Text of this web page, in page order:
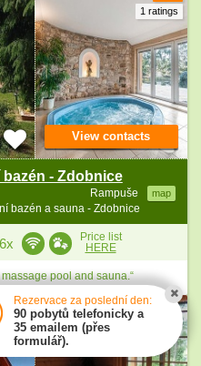
1 ratings
- Zdobnice
Rampuše map
bazén a sauna - Zdobnice
View contacts
6x
Price list
HERE
pool and sauna.“
Rezervace za poslední den:
90 pobytů telefonicky a
35 emailem (přes
formulář).